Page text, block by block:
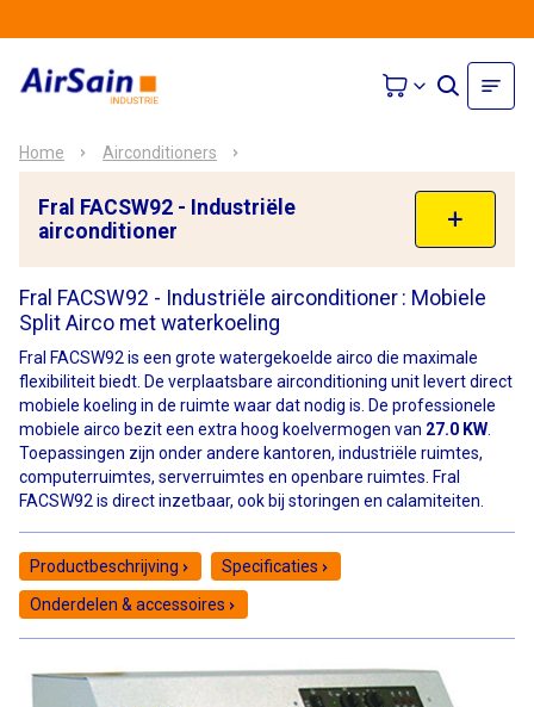
Home Airconditioners
Fral FACSW92 - Industriële
airconditioner
Fral FACSW92 - Industriële airconditioner : Mobiele
Split Airco met waterkoeling
Fral FACSW92 is een grote watergekoelde airco die maximale
flexibiliteit biedt. De verplaatsbare airconditioning unit levert direct
mobiele koeling in de ruimte waar dat nodig is. De professionele
mobiele airco bezit een extra hoog koelvermogen van 27.0 KW
Toepassingen zijn onder andere kantoren, industriële ruimtes,
computerruimtes, serverruimtes en openbare ruimtes. Fral
FACSW92 is direct inzetbaar, ook bij storingen en calamiteiten.
Productbeschrijving
Specificaties
Onderdelen & accessoires